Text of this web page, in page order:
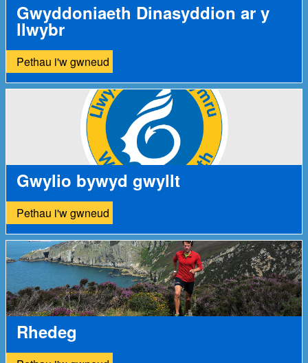
Gwyddoniaeth Dinasyddion ar y
llwybr
Pethau i'w gwneud
Gwylio bywyd gwyllt
Pethau i'w gwneud
Rhedeg